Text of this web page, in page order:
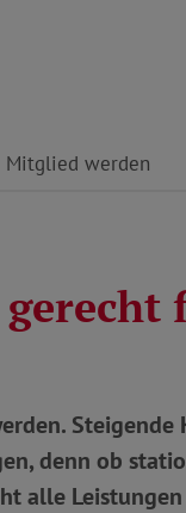
Mitglied werden
denn ob
alle Leistungen